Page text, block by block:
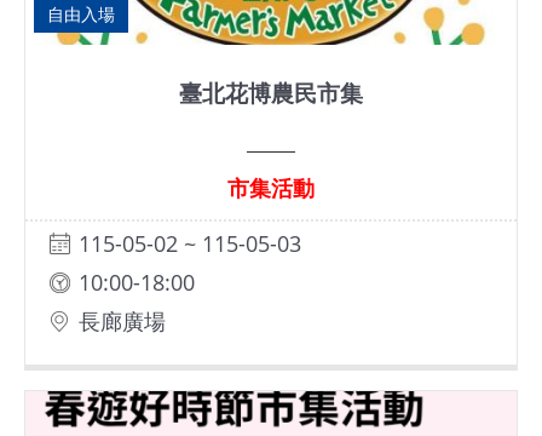
自由入場
臺北花博農民市集
市集活動
115-05-02 ~ 115-05-03
10:00-18:00
長廊廣場